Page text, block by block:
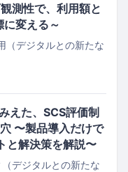
測性で、利用額と
変える～
（デジタルとの新たな
えた、SCS評価制
〜製品導入だけで
と解決策を解説〜
デジタルとの新たな